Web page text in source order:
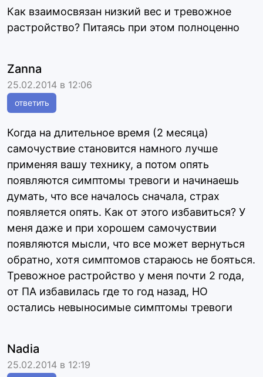
Как взаимосвязан низкий вес и тревожное
растройство? Питаясь при этом полноценно
Zanna
25.02.2014 в 12:06
ответить
Когда на длительное время (2 месяца)
самочуствие становится намного лучше
применяя вашу технику, а потом опять
появляются симптомы тревоги и начинаешь
думать, что все началось сначала, страх
появляется опять. Как от этого избавиться? У
меня даже и при хорошем самочуствии
появляются мысли, что все может вернуться
обратно, хотя симптомов стараюсь не бояться.
Тревожное растройство у меня почти 2 года,
от ПА избавилась где то год назад, НО
остались невыносимые симптомы тревоги
Nadia
25.02.2014 в 12:19